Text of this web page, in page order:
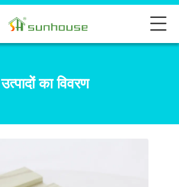
उत्पादों का विवरण